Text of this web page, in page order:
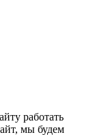
работать
мы будем